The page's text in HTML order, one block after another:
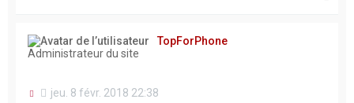
TopForPhone
Administrateur du site
M jeu. 8 févr. 2018 22:38